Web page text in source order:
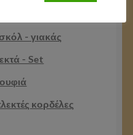
- γιακάς
- Set
κορδέλες